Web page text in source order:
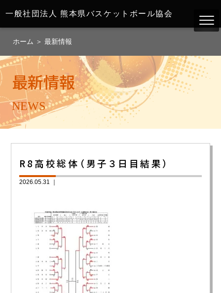
一般社団法人 熊本県バスケットボール協会
ホーム ＞ 最新情報
最新情報
NEWS
R8高校総体（男子３日目結果）
2026.05.31 ｜